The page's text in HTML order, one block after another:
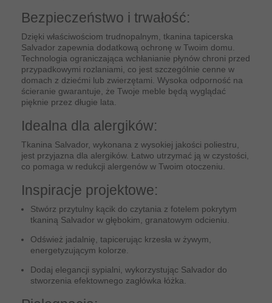
Bezpieczeństwo i trwałość:
Dzięki właściwościom trudnopalnym, tkanina tapicerska
Salvador zapewnia dodatkową ochronę w Twoim domu.
Technologia ograniczająca wchłanianie płynów chroni przed
przypadkowymi rozlaniami, co jest szczególnie cenne w
domach z dziećmi lub zwierzętami. Wysoka odporność na
ścieranie gwarantuje, że Twoje meble będą wyglądać
pięknie przez długie lata.
Idealna dla alergików:
Tkanina Salvador, wykonana z wysokiej jakości poliestru,
jest przyjazna dla alergików. Łatwo utrzymać ją w czystości,
co pomaga w redukcji alergenów w Twoim otoczeniu.
Inspiracje projektowe:
Stwórz przytulny kącik do czytania z fotelem pokrytym
tkaniną Salvador w głębokim, granatowym odcieniu.
Odśwież jadalnię, tapicerując krzesła w żywym,
energetyzującym kolorze.
Dodaj elegancji sypialni, wykorzystując Salvador do
stworzenia efektownego zagłówka łóżka.